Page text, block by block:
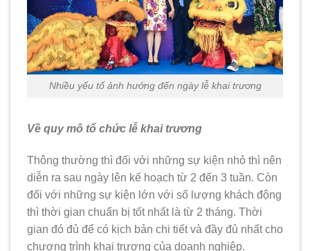
Nhiều yếu tố ảnh hưởng đến ngày lễ khai trương
Về quy mô tổ chức lễ khai trương
Thông thường thì đối với những sự kiện nhỏ thì nên
diễn ra sau ngày lên kế hoạch từ 2 đến 3 tuần. Còn
đối với những sự kiện lớn với số lượng khách động
thì thời gian chuẩn bị tốt nhất là từ 2 tháng. Thời
gian đó đủ để có kịch bản chi tiết và đầy đủ nhất cho
chương trình khai trương của doanh nghiệp.